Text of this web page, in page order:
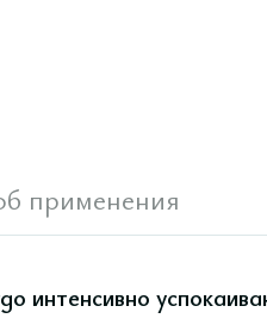
применения
интенсивно